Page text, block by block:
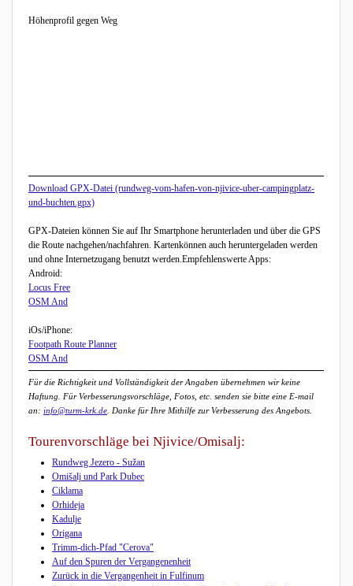
Höhenprofil gegen Weg
Download GPX-Datei (rundweg-vom-hafen-von-njivice-uber-campingplatz-
und-buchten.gpx)
GPX-Dateien können Sie auf Ihr Smartphone herunterladen und über die GPS
die Route nachgehen/nachfahren. Kartenkönnen auch heruntergeladen werden
und ohne Internetzugang benutzt werden.Empfehlenswerte Apps:
Android:
Locus Free
OSM And
iOs/iPhone:
Footpath Route Planner
OSM And
Für die Richtigkeit und Vollständigkeit der Angaben übernehmen wir keine
Haftung. Für Verbesserungsvorschläge, Fotos, etc. senden sie bitte eine E-mail
an: info@turm-krk.de . Danke für Ihre Mithilfe zur Verbesserung des Angebots.
Tourenvorschläge bei Njivice/Omisalj:
Rundweg Jezero - Sužan
Omišalj und Park Dubec
Ciklama
Orhideja
Kadulje
Origana
Trimm-dich-Pfad "Cerova"
Auf den Spuren der Vergangenenheit
Zurück in die Vergangenheit in Fulfinum